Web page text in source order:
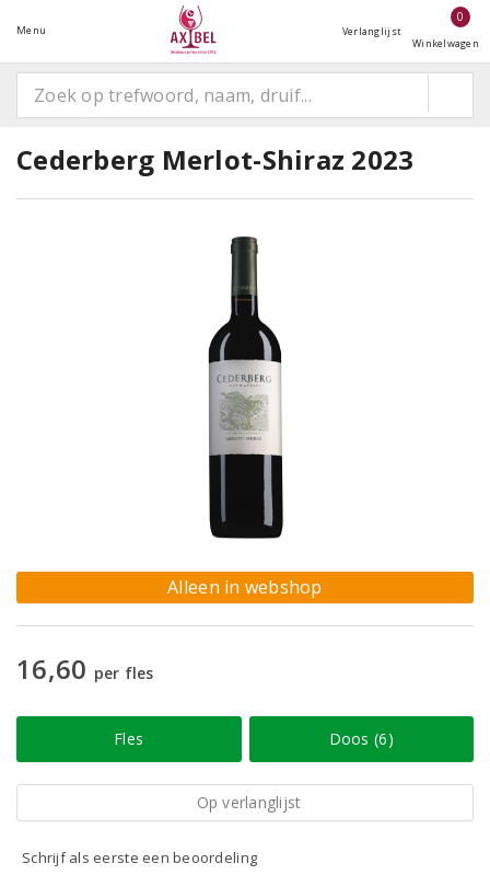
Menu Verlanglijst
0
Winkelwagen
Cederberg Merlot-Shiraz 2023
Alleen in webshop
16,60 per fles
Fles Doos (6)
Op verlanglijst
Schrijf als eerste een beoordeling